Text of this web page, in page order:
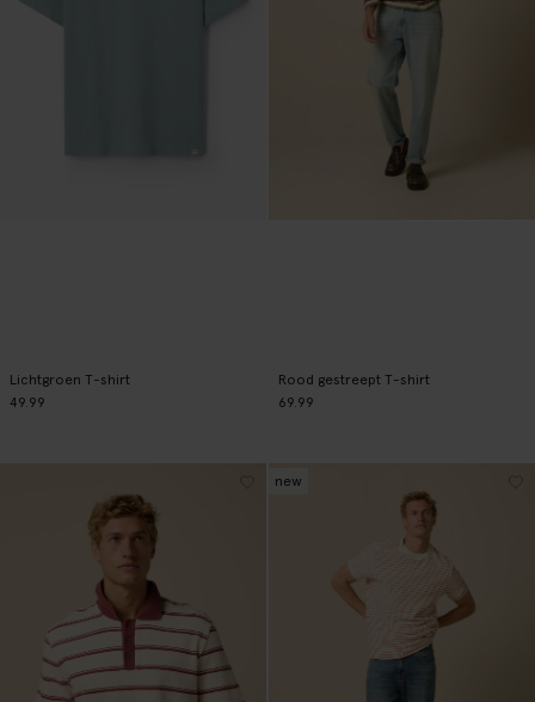
Lichtgroen T-shirt
49.99
Rood gestreept T-shirt
69.99
new